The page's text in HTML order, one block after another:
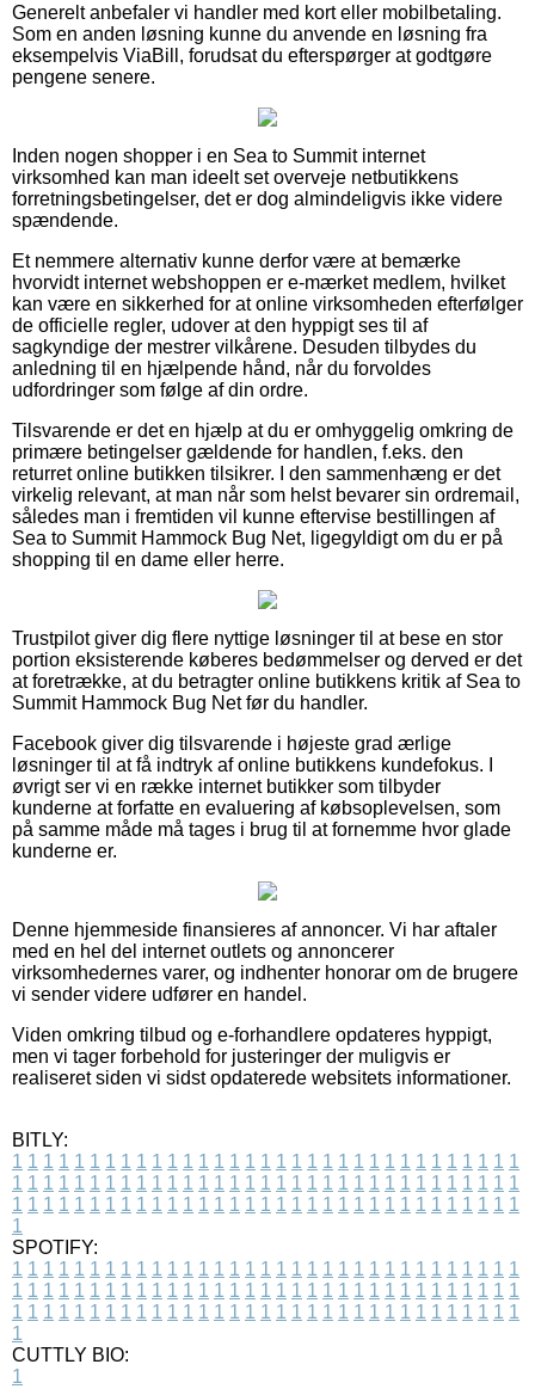
Generelt anbefaler vi handler med kort eller mobilbetaling.
Som en anden løsning kunne du anvende en løsning fra
eksempelvis ViaBill, forudsat du efterspørger at godtgøre
pengene senere.
Inden nogen shopper i en Sea to Summit internet
virksomhed kan man ideelt set overveje netbutikkens
forretningsbetingelser, det er dog almindeligvis ikke videre
spændende.
Et nemmere alternativ kunne derfor være at bemærke
hvorvidt internet webshoppen er e-mærket medlem, hvilket
kan være en sikkerhed for at online virksomheden efterfølger
de officielle regler, udover at den hyppigt ses til af
sagkyndige der mestrer vilkårene. Desuden tilbydes du
anledning til en hjælpende hånd, når du forvoldes
udfordringer som følge af din ordre.
Tilsvarende er det en hjælp at du er omhyggelig omkring de
primære betingelser gældende for handlen, f.eks. den
returret online butikken tilsikrer. I den sammenhæng er det
virkelig relevant, at man når som helst bevarer sin ordremail,
således man i fremtiden vil kunne eftervise bestillingen af
Sea to Summit Hammock Bug Net, ligegyldigt om du er på
shopping til en dame eller herre.
Trustpilot giver dig flere nyttige løsninger til at bese en stor
portion eksisterende køberes bedømmelser og derved er det
at foretrække, at du betragter online butikkens kritik af Sea to
Summit Hammock Bug Net før du handler.
Facebook giver dig tilsvarende i højeste grad ærlige
løsninger til at få indtryk af online butikkens kundefokus. I
øvrigt ser vi en række internet butikker som tilbyder
kunderne at forfatte en evaluering af købsoplevelsen, som
på samme måde må tages i brug til at fornemme hvor glade
kunderne er.
Denne hjemmeside finansieres af annoncer. Vi har aftaler
med en hel del internet outlets og annoncerer
virksomhedernes varer, og indhenter honorar om de brugere
vi sender videre udfører en handel.
Viden omkring tilbud og e-forhandlere opdateres hyppigt,
men vi tager forbehold for justeringer der muligvis er
realiseret siden vi sidst opdaterede websitets informationer.
BITLY:
1 1 1 1 1 1 1 1 1 1 1 1 1 1 1 1 1 1 1 1 1 1 1 1 1 1 1 1 1 1 1 1 1
1 1 1 1 1 1 1 1 1 1 1 1 1 1 1 1 1 1 1 1 1 1 1 1 1 1 1 1 1 1 1 1 1
1 1 1 1 1 1 1 1 1 1 1 1 1 1 1 1 1 1 1 1 1 1 1 1 1 1 1 1 1 1 1 1 1
1
SPOTIFY:
1 1 1 1 1 1 1 1 1 1 1 1 1 1 1 1 1 1 1 1 1 1 1 1 1 1 1 1 1 1 1 1 1
1 1 1 1 1 1 1 1 1 1 1 1 1 1 1 1 1 1 1 1 1 1 1 1 1 1 1 1 1 1 1 1 1
1 1 1 1 1 1 1 1 1 1 1 1 1 1 1 1 1 1 1 1 1 1 1 1 1 1 1 1 1 1 1 1 1
1
CUTTLY BIO:
1